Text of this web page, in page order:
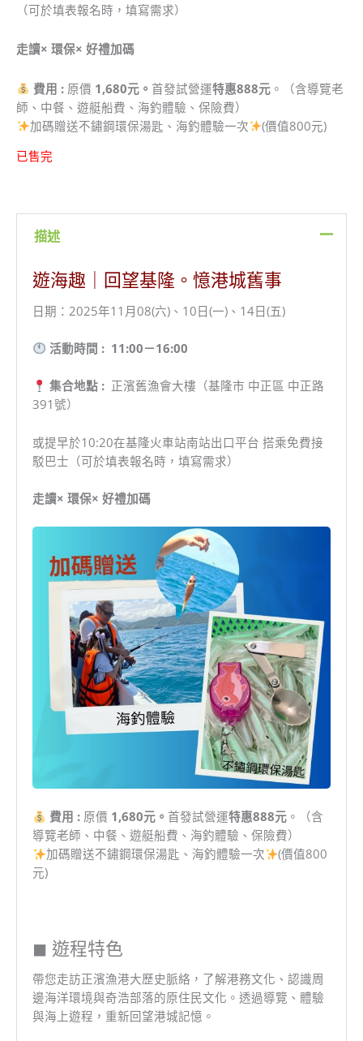
（可於填表報名時，填寫需求）
走讀× 環保× 好禮加碼
費用 : 原價 1,680元。 首發試營運特惠888元。（含導覽老
師、中餐、遊艇船費、海釣體驗、保險費）
加碼贈送不鏽鋼環保湯匙、海釣體驗一次
(價值800元)
已售完
描述
遊海趣｜回望基隆。憶港城舊事
日期：2025年11月08(六)、10日(一)、14日(五)
活動時間 : 11:00－16:00
集合地點 : 正濱舊漁會大樓（基隆市 中正區 中正路
391號）
或提早於10:20在基隆火車站南站出口平台 搭乘免費接
駁巴士（可於填表報名時，填寫需求）
走讀× 環保× 好禮加碼
費用 : 原價 1,680元。 首發試營運特惠888元。（含
導覽老師、中餐、遊艇船費、海釣體驗、保險費）
加碼贈送不鏽鋼環保湯匙、海釣體驗一次
(價值800
元)
◼ 遊程特色
帶您走訪正濱漁港大歷史脈絡，了解港務文化、認識周
邊海洋環境與奇浩部落的原住民文化。透過導覽、體驗
與海上遊程，重新回望港城記憶。